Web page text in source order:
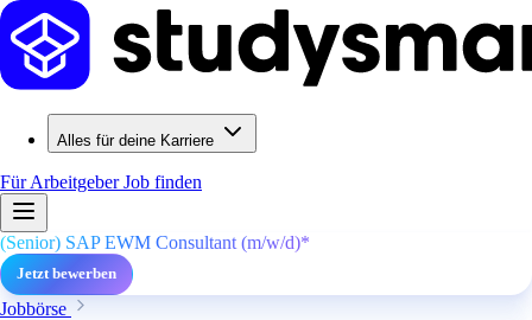
Alles für deine Karriere
Für ArbeitgeberJob finden
(Senior) SAP EWM Consultant (m/w/d)*
Jetzt bewerben
Jobbörse